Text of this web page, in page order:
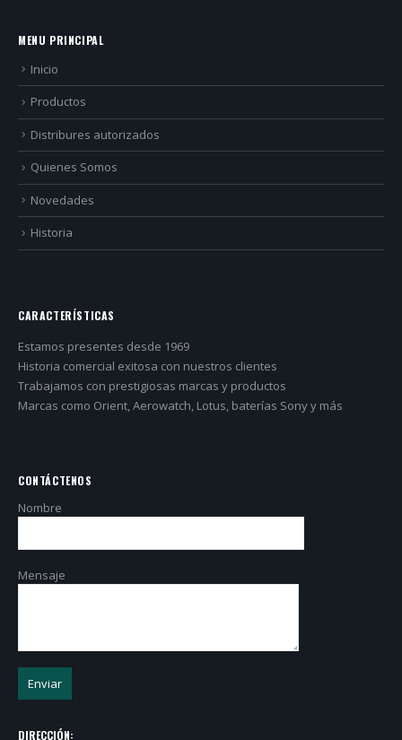
MENU PRINCIPAL
Inicio
Productos
Distribures autorizados
Quienes Somos
Novedades
Historia
CARACTERÍSTICAS
Estamos presentes desde 1969
Historia comercial exitosa con nuestros clientes
Trabajamos con prestigiosas marcas y productos
Marcas como Orient, Aerowatch, Lotus, baterías Sony y más
CONTÁCTENOS
Nombre
Mensaje
DIRECCIÓN: